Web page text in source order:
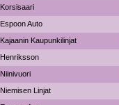
Korsisaari
Espoon Auto
Kajaanin Kaupunkilinjat
Henriksson
Niinivuori
Niemisen Linjat